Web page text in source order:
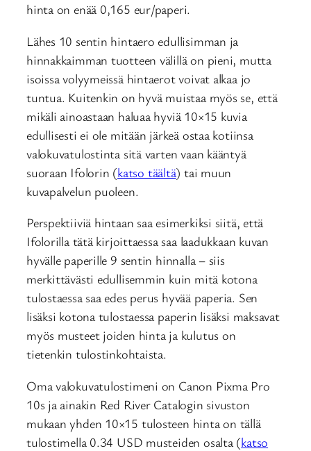
hinta on enää 0,165 eur/paperi.
Lähes 10 sentin hintaero edullisimman ja
hinnakkaimman tuotteen välillä on pieni, mutta
isoissa volyymeissä hintaerot voivat alkaa jo
tuntua. Kuitenkin on hyvä muistaa myös se, että
mikäli ainoastaan haluaa hyviä 10×15 kuvia
edullisesti ei ole mitään järkeä ostaa kotiinsa
valokuvatulostinta sitä varten vaan kääntyä
suoraan Ifolorin (katso täältä) tai muun
kuvapalvelun puoleen.
Perspektiiviä hintaan saa esimerkiksi siitä, että
Ifolorilla tätä kirjoittaessa saa laadukkaan kuvan
hyvälle paperille 9 sentin hinnalla – siis
merkittävästi edullisemmin kuin mitä kotona
tulostaessa saa edes perus hyvää paperia. Sen
lisäksi kotona tulostaessa paperin lisäksi maksavat
myös musteet joiden hinta ja kulutus on
tietenkin tulostinkohtaista.
Oma valokuvatulostimeni on Canon Pixma Pro
10s ja ainakin Red River Catalogin sivuston
mukaan yhden 10×15 tulosteen hinta on tällä
tulostimella 0.34 USD musteiden osalta (katso